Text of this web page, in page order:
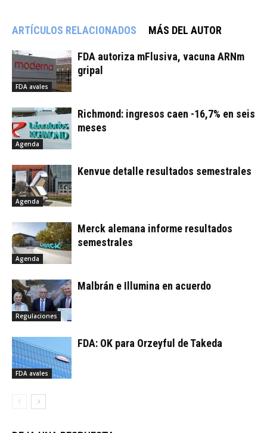
ARTÍCULOS RELACIONADOS MÁS DEL AUTOR
FDA avales
FDA autoriza mFlusiva, vacuna ARNm
gripal
Agenda
Richmond: ingresos caen -16,7% en seis
meses
Agenda
Kenvue detalle resultados semestrales
Agenda
Merck alemana informe resultados
semestrales
Regulaciones
Malbrán e Illumina en acuerdo
FDA avales
FDA: OK para Orzeyful de Takeda